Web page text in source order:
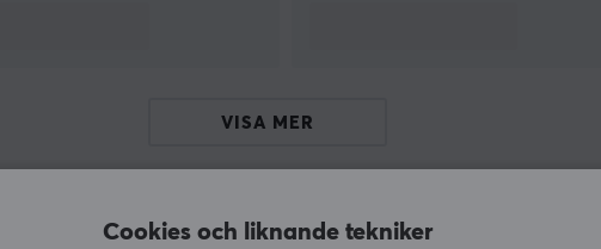
VISA MER
Cookies och liknande tekniker